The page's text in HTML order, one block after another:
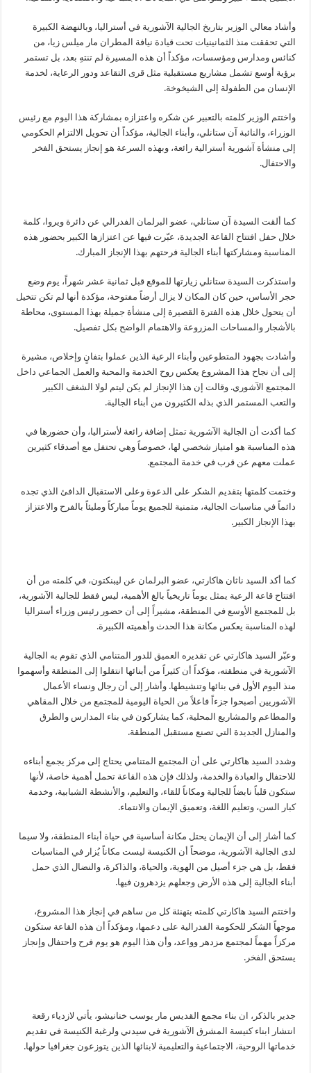
وأشاد معالي الوزير بتاريخ الجالية الآشورية في أستراليا، وبالنهضة الكبيرة
التي تحققت منذ الثمانينيات تحت قيادة نيافة المطران مار ميلس زيا، من
كنائس ومدارس ومؤسسات، مؤكداً أن هذه المسيرة لم تنتهِ بعد، بل تستمر
برؤية أوسع تشمل مشاريع مستقبلية مثل قرى التقاعد ودور الرعاية، لخدمة
الإنسان من الطفولة إلى الشيخوخة.
واختتم الوزير كلمته بالتعبير عن شكره واعتزازه بمشاركة هذا اليوم مع رئيس
الوزراء، والنائبة آن ستانلي، وأبناء الجالية، مؤكداً أن تحويل الالتزام الحكومي
إلى منشأة آشورية أسترالية رائعة، وبهذه السرعة هو إنجاز يستحق الفخر
والاحتفال.
كما ألقت السيدة آن ستانلي، عضو البرلمان الفدرالي عن دائرة ويروا، كلمة
خلال حفل افتتاح القاعة الجديدة، عبّرت فيها عن اعتزازها الكبير بحضور هذه
المناسبة ومشاركتها أبناء الجالية فرحتهم بهذا الإنجاز المبارك.
واستذكرت السيدة ستانلي زيارتها للموقع قبل ثمانية عشر شهراً، يوم وضع
حجر الأساس، حين كان المكان لا يزال أرضاً مفتوحة، مؤكدة أنها لم تكن تتخيل
أن يتحول خلال هذه الفترة القصيرة إلى منشأة جميلة بهذا المستوى، محاطة
بالأشجار والمساحات المزروعة والاهتمام الواضح بكل تفصيل.
وأشادت بجهود المتطوعين وأبناء الرعية الذين عملوا بتفانٍ وإخلاص، مشيرة
إلى أن نجاح هذا المشروع يعكس روح الخدمة والمحبة والعمل الجماعي داخل
المجتمع الآشوري. وقالت إن هذا الإنجاز لم يكن ليتم لولا الشغف الكبير
والتعب المستمر الذي بذله الكثيرون من أبناء الجالية.
كما أكدت أن الجالية الآشورية تمثل إضافة رائعة لأستراليا، وأن حضورها في
هذه المناسبة هو امتياز شخصي لها، خصوصاً وهي تحتفل مع أصدقاء كثيرين
عملت معهم عن قرب في خدمة المجتمع.
وختمت كلمتها بتقديم الشكر على الدعوة وعلى الاستقبال الدافئ الذي تجده
دائماً في مناسبات الجالية، متمنية للجميع يوماً مباركاً ومليئاً بالفرح والاعتزاز
بهذا الإنجاز الكبير.
كما أكد السيد ناثان هاكارتي، عضو البرلمان عن ليبنكتون، في كلمته من أن
افتتاح قاعة الرعية يمثل يوماً تاريخياً بالغ الأهمية، ليس فقط للجالية الآشورية،
بل للمجتمع الأوسع في المنطقة، مشيراً إلى أن حضور رئيس وزراء أستراليا
لهذه المناسبة يعكس مكانة هذا الحدث وأهميته الكبيرة.
وعبّر السيد هاكارتي عن تقديره العميق للدور المتنامي الذي تقوم به الجالية
الآشورية في منطقته، مؤكداً أن كثيراً من أبنائها انتقلوا إلى المنطقة وأسهموا
منذ اليوم الأول في بنائها وتنشيطها. وأشار إلى أن رجال ونساء الأعمال
الآشوريين أصبحوا جزءاً فاعلاً من الحياة اليومية للمجتمع من خلال المقاهي
والمطاعم والمشاريع المحلية، كما يشاركون في بناء المدارس والطرق
والمنازل الجديدة التي تصنع مستقبل المنطقة.
وشدد السيد هاكارتي على أن المجتمع المتنامي يحتاج إلى مركز يجمع أبناءه
للاحتفال والعبادة والخدمة، ولذلك فإن هذه القاعة تحمل أهمية خاصة، لأنها
ستكون قلباً نابضاً للجالية ومكاناً للقاء، والتعليم، والأنشطة الشبابية، وخدمة
كبار السن، وتعليم اللغة، وتعميق الإيمان والانتماء.
كما أشار إلى أن الإيمان يحتل مكانة أساسية في حياة أبناء المنطقة، ولا سيما
لدى الجالية الآشورية، موضحاً أن الكنيسة ليست مكاناً يُزار في المناسبات
فقط، بل هي جزء أصيل من الهوية، والحياة، والذاكرة، والنضال الذي حمل
أبناء الجالية إلى هذه الأرض وجعلهم يزدهرون فيها.
واختتم السيد هاكارتي كلمته بتهنئة كل من ساهم في إنجاز هذا المشروع،
موجهاً الشكر للحكومة الفدرالية على دعمها، ومؤكداً أن هذه القاعة ستكون
مركزاً مهماً لمجتمع مزدهر وواعد، وأن هذا اليوم هو يوم فرح واحتفال وإنجاز
يستحق الفخر.
جدير بالذكر، ان بناء مجمع القديس مار يوسب خنانيشو، يأتي لازدياء رقعة
انتشار ابناء كنيسة المشرق الآشورية في سيدني ولرغبة الكنيسة في تقديم
خدماتها الروحية، الاجتماعية والتعليمية لابنائها الذين يتوزعون جغرافيا حولها.